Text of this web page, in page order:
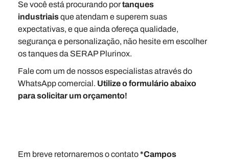
Se você está procurando portanques
industriaisque atendam e superem suas
expectativas, e que ainda ofereça qualidade,
segurança e personalização, não hesite em escolher
os tanques da SERAP Plurinox.
Fale com um de nossos especialistas através do
WhatsApp comercial. Utilize o formulário abaixo
para solicitar um orçamento!
Em breve retornaremos o contato*Campos